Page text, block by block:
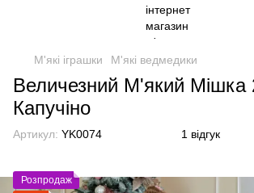
М'які іграшки М'які ведмедики
Величезний М'який Мішка
Капучіно
Артикул: YK0074 1 відгук
Розпродаж